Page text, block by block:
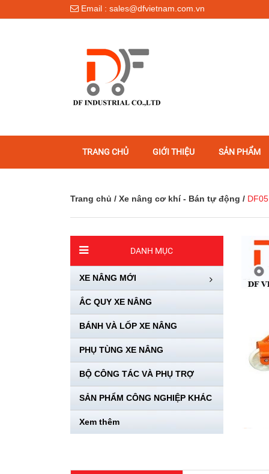
Email : sales@dfvietnam.com.vn
TRANG CHỦ GIỚI THIỆU SẢN PHẨM
Trang chủ / Xe nâng cơ khí - Bán tự động /
DANH MỤC
XE NÂNG MỚI
ẮC QUY XE NÂNG
BÁNH VÀ LỐP XE NÂNG
PHỤ TÙNG XE NÂNG
BỘ CÔNG TÁC VÀ PHỤ TRỢ
SẢN PHẨM CÔNG NGHIỆP KHÁC
Xem thêm